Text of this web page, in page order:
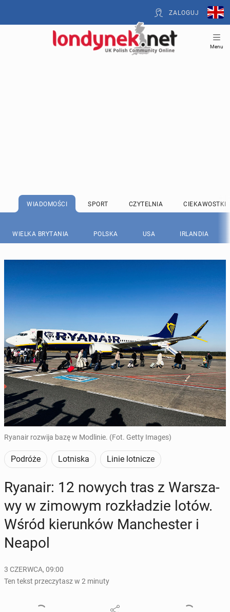
ZALOGUJ
Menu
WIADOMOŚCI SPORT CZYTELNIA CIEKAWOSTKI
WIELKA BRYTANIA POLSKA USA IRLANDIA
Ryanair rozwija bazę w Modlinie. (Fot. Getty Images)
Podróże Lotniska Linie lotnicze
Ryanair: 12 nowych tras z War­sza­
wy w zimowym roz­kła­dzie lotów.
Wśród kie­run­ków Man­che­ster i
Neapol
3 CZERWCA, 09:00
Ten tekst przeczytasz w 2 minuty